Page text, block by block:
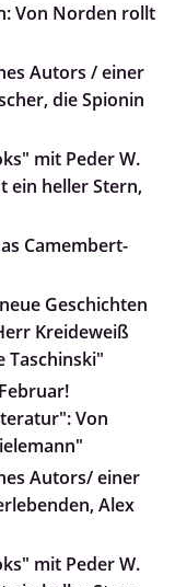
Von Norden rollt
Autors / einer
die Spionin
mit Peder W.
ein heller Stern,
Camembert-
Geschichten
Kreideweiß
Taschinski"
Von
Autors/ einer
Alex
mit Peder W.